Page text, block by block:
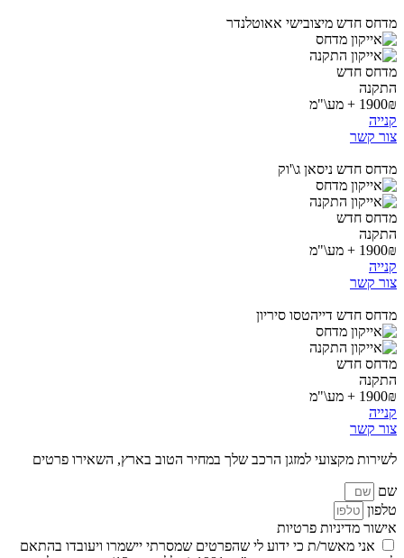
מדחס חדש מיצובישי אאוטלנדר
מדחס חדש
התקנה
1900₪ + מע\"מ
קנייה
צור קשר
מדחס חדש ניסאן ג\'וק
מדחס חדש
התקנה
1900₪ + מע\"מ
קנייה
צור קשר
מדחס חדש דייהטסו סיריון
מדחס חדש
התקנה
1900₪ + מע\"מ
קנייה
צור קשר
לשירות מקצועי למזגן הרכב שלך במחיר הטוב בארץ, השאירו פרטים
שם
טלפון
אישור מדיניות פרטיות
אני מאשר/ת כי ידוע לי שהפרטים שמסרתי יישמרו ויעובדו בהתאם